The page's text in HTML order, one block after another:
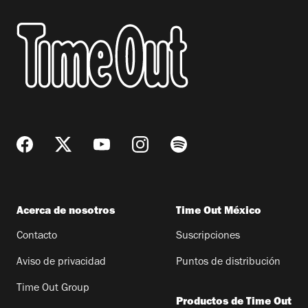
Acerca de nosotros
Contacto
Aviso de privacidad
Time Out Group
Time Out México
Suscripciones
Puntos de distribución
Productos de Time Out